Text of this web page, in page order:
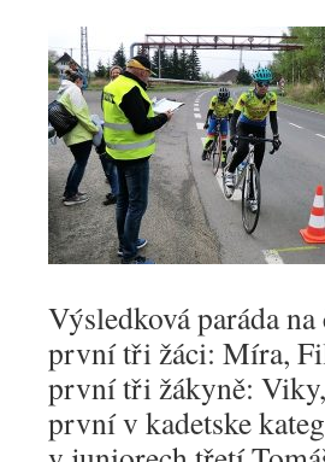
Výsledková paráda
první tři žáci: Míra,
první tři žákyně:
první v kadetske